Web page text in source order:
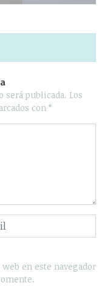
será publicada. Los
con *
en este navegador